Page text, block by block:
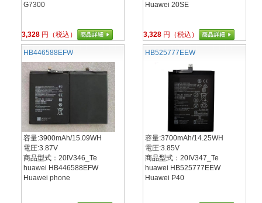
G7300
3,328 円（税込）
Huawei 20SE
3,328 円（税込）
HB446588EFW
容量:3900mAh/15.09WH
電圧:3.87V
商品型式：20IV346_Te
huawei HB446588EFW
Huawei phone
HB525777EEW
容量:3700mAh/14.25WH
電圧:3.85V
商品型式：20IV347_Te
huawei HB525777EEW
Huawei P40